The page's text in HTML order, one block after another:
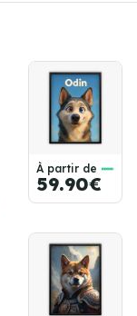
À partir de
59.90€